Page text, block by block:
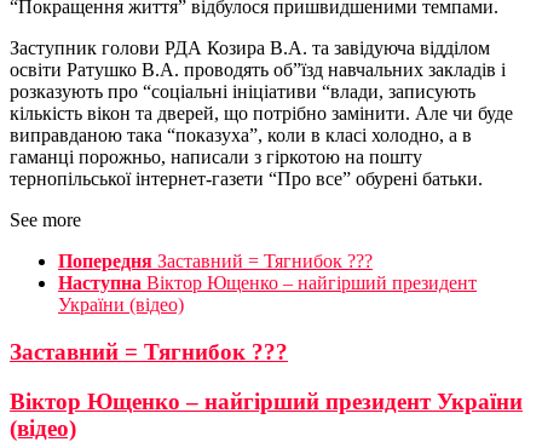
“Покращення життя” відбулося пришвидшеними темпами.
Заступник голови РДА Козира В.А. та завідуюча відділом
освіти Ратушко В.А. проводять об”їзд навчальних закладів і
розказують про “соціальні ініціативи “влади, записують
кількість вікон та дверей, що потрібно замінити. Але чи буде
виправданою така “показуха”, коли в класі холодно, а в
гаманці порожньо, написали з гіркотою на пошту
тернопільської інтернет-газети “Про все” обурені батьки.
See more
Попередня Заставний = Тягнибок ???
Наступна Віктор Ющенко – найгірший президент
України (відео)
Заставний = Тягнибок ???
Віктор Ющенко – найгірший президент України
(відео)